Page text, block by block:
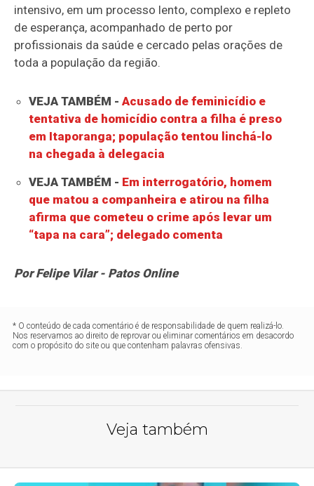
intensivo, em um processo lento, complexo e repleto
de esperança, acompanhado de perto por
profissionais da saúde e cercado pelas orações de
toda a população da região.
VEJA TAMBÉM - Acusado de feminicídio e
tentativa de homicídio contra a filha é preso
em Itaporanga; população tentou linchá-lo
na chegada à delegacia
VEJA TAMBÉM - Em interrogatório, homem
que matou a companheira e atirou na filha
afirma que cometeu o crime após levar um
“tapa na cara”; delegado comenta
Por Felipe Vilar - Patos Online
* O conteúdo de cada comentário é de responsabilidade de quem realizá-lo.
Nos reservamos ao direito de reprovar ou eliminar comentários em desacordo
com o propósito do site ou que contenham palavras ofensivas.
Veja também